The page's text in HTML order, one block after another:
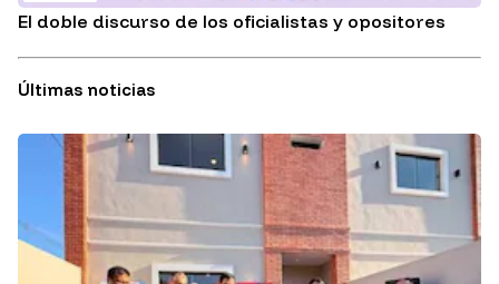
El doble discurso de los oficialistas y opositores
Últimas noticias